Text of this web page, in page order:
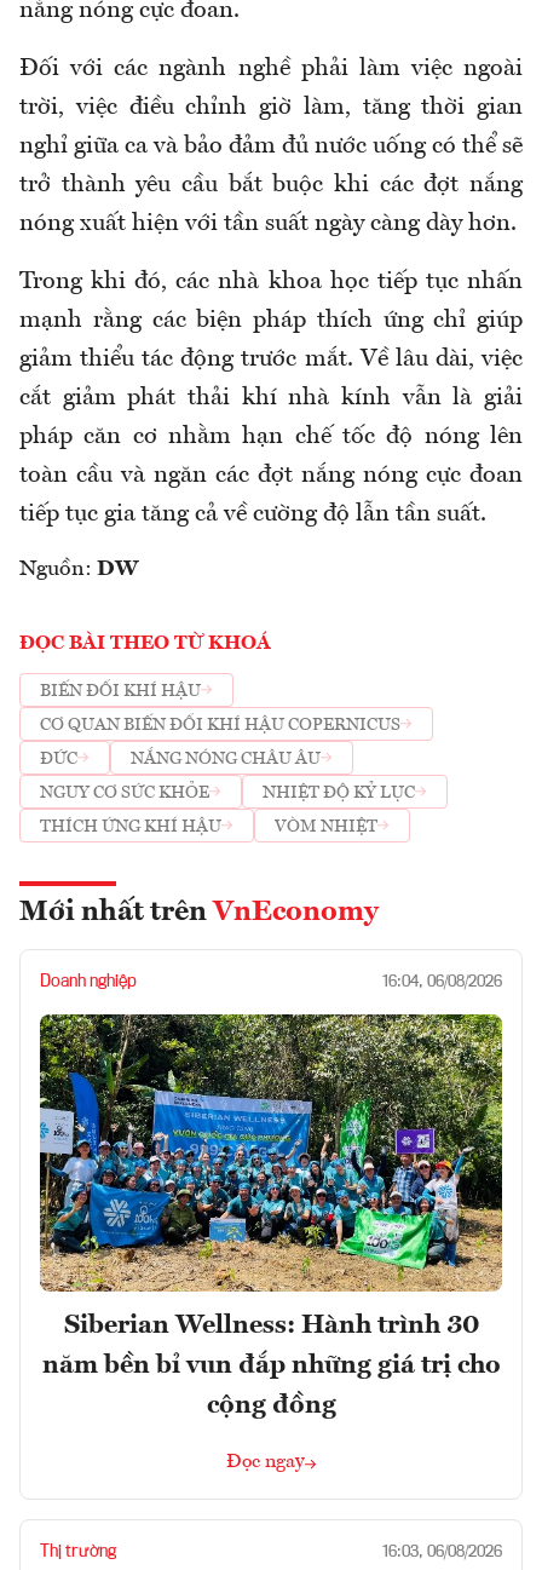
nắng nóng cực đoan.
Đối với các ngành nghề phải làm việc ngoài
trời, việc điều chỉnh giờ làm, tăng thời gian
nghỉ giữa ca và bảo đảm đủ nước uống có thể sẽ
trở thành yêu cầu bắt buộc khi các đợt nắng
nóng xuất hiện với tần suất ngày càng dày hơn.
Trong khi đó, các nhà khoa học tiếp tục nhấn
mạnh rằng các biện pháp thích ứng chỉ giúp
giảm thiểu tác động trước mắt. Về lâu dài, việc
cắt giảm phát thải khí nhà kính vẫn là giải
pháp căn cơ nhằm hạn chế tốc độ nóng lên
toàn cầu và ngăn các đợt nắng nóng cực đoan
tiếp tục gia tăng cả về cường độ lẫn tần suất.
Nguồn: DW
ĐỌC BÀI THEO TỪ KHOÁ
BIẾN ĐỔI KHÍ HẬU
CƠ QUAN BIẾN ĐỔI KHÍ HẬU COPERNICUS
ĐỨC
NẮNG NÓNG CHÂU ÂU
NGUY CƠ SỨC KHỎE
NHIỆT ĐỘ KỶ LỤC
THÍCH ỨNG KHÍ HẬU
VÒM NHIỆT
Mới nhất trên VnEconomy
Doanh nghiệp 16:04, 06/08/2026
Siberian Wellness: Hành trình 30
năm bền bỉ vun đắp những giá trị cho
cộng đồng
Đọc ngay
Thị trường 16:03, 06/08/2026